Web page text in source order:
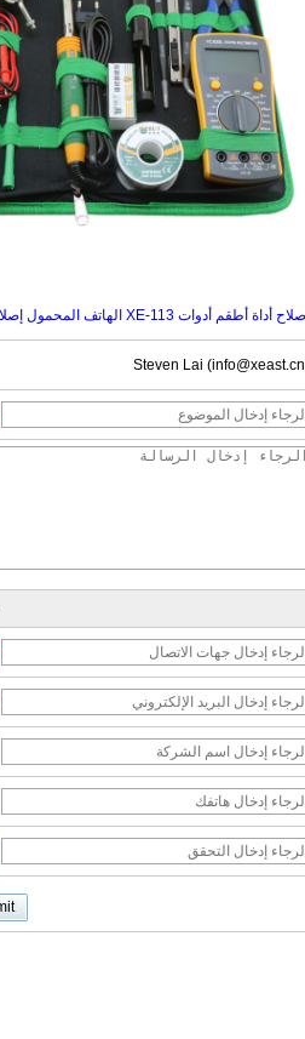
إصلاح أداة أطقم أدوات XE-113 الهاتف المحمول إصلاح أدوات إصلاح الهاتف كيت مع حام الحديد المتعدد للهاتف كمبيوتر محمول
Steven Lai